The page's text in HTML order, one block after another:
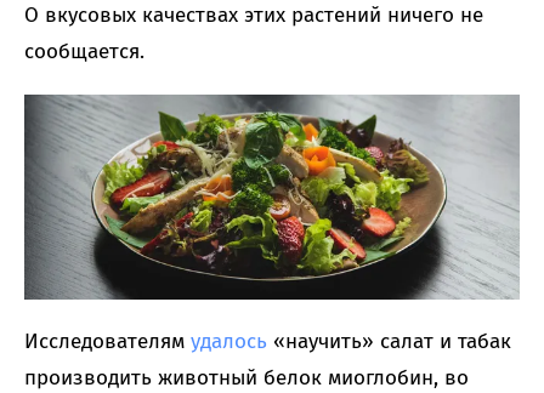
О вкусовых качествах этих растений ничего не
сообщается.
Исследователям удалось «научить» салат и табак
производить животный белок миоглобин, во